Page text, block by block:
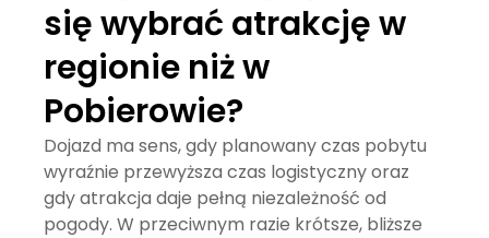
się wybrać atrakcję w
regionie niż w
Pobierowie?
Dojazd ma sens, gdy planowany czas pobytu
wyraźnie przewyższa czas logistyczny oraz
gdy atrakcja daje pełną niezależność od
pogody. W przeciwnym razie krótsze, bliższe